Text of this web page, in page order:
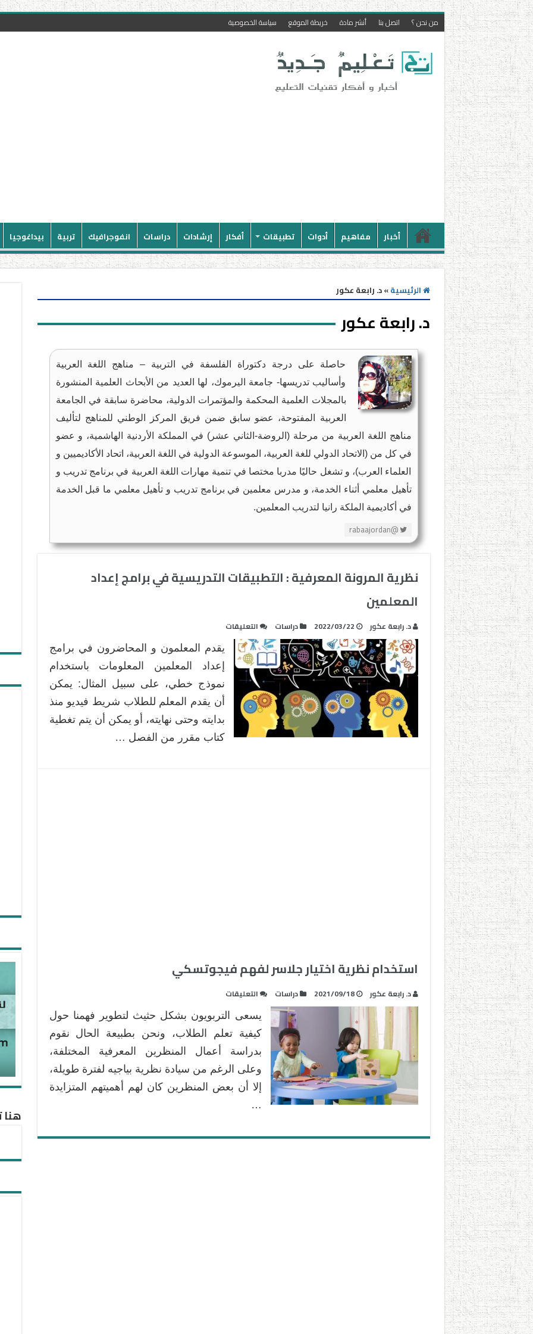
من نحن ؟ اتصل بنا أنشر مادة خريطة الموقع سياسة الخصوصية
أخبار مفاهيم أدوات تطبيقات أفكار إرشادات دراسات انفوجرافيك تربية بيداغوجيا
الرئيسية»د. رابعة عكور
د. رابعة عكور
حاصلة على درجة دكتوراة الفلسفة في التربية – مناهج اللغة العربية
وأساليب تدريسها- جامعة اليرموك، لها العديد من الأبحاث العلمية المنشورة
بالمجلات العلمية المحكمة والمؤتمرات الدولية، محاضرة سابقة في الجامعة
العربية المفتوحة، عضو سابق ضمن فريق المركز الوطني للمناهج لتأليف
مناهج اللغة العربية من مرحلة (الروضة-الثاني عشر) في المملكة الأردنية الهاشمية، و عضو
في كل من (الاتحاد الدولي للغة العربية، الموسوعة الدولية في اللغة العربية، اتحاد الأكاديميين و
العلماء العرب)، و تشغل حاليًا مدربا مختصا في تنمية مهارات اللغة العربية في برنامج تدريب و
تأهيل معلمي أثناء الخدمة، و مدرس معلمين في برنامج تدريب و تأهيل معلمي ما قبل الخدمة
في أكاديمية الملكة رانيا لتدريب المعلمين.
@rabaajordan
نظرية المرونة المعرفية : التطبيقات التدريسية في برامج إعداد
المعلمين
د. رابعة عكور 2022/03/22 دراسات التعليقات
المرونة
المعرفية
:
التطبيقات
التدريسية
في
برامج
يقدم المعلمون و المحاضرون في برامج
إعداد المعلمين المعلومات باستخدام
نموذج خطي، على سبيل المثال: يمكن
أن يقدم المعلم للطلاب شريط فيديو منذ
بدايته وحتى نهايته، أو يمكن أن يتم تغطية
كتاب مقرر من الفصل …
استخدام نظرية اختيار جلاسر لفهم فيجوتسكي
د. رابعة عكور 2021/09/18 دراسات التعليقات
نظرية
اختيار
جلاسر
لفهم
فيجوتسكي
مغلقة
يسعى التربويون بشكل حثيث لتطوير فهمنا حول
كيفية تعلم الطلاب، ونحن بطبيعة الحال نقوم
بدراسة أعمال المنظرين المعرفية المختلفة،
وعلى الرغم من سيادة نظرية بياجيه لفترة طويلة،
إلا أن بعض المنظرين كان لهم أهميتهم المتزايدة
…
هنا